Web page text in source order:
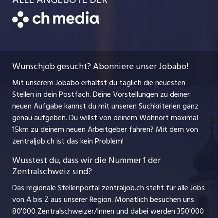
Festanstellungen
Freelance Jobs
Praktika
Lehrstellen
Ferienjobs
Führungspositionen
Jobline
Job-Coach
Bewerbung
Jobs bei der CH Media
Nutzungsbedingungen
Impressum
CH Media
jobbasel.ch
jobbern.ch
jobmittelland.ch
schaffu.ch (VS)
ajourjob.ch
Wunschjob gesucht? Abonniere unser Jobabo!
Mit unserem Jobabo erhältst du täglich die neuesten
Stellen in dein Postfach. Deine Vorstellungen zu deiner
neuen Aufgabe kannst du mit unseren Suchkriterien ganz
genau aufgeben. Du willst von deinem Wohnort maximal
15km zu deinem neuen Arbeitgeber fahren? Mit demvon
zentraljob.ch ist das kein Problem!
Wusstest du, dass wir die Nummer 1 der
Zentralschweiz sind?
Das regionale Stellenportal zentraljob.ch steht für alle Jobs
von A bis Z aus unserer Region. Monatlich besuchen uns
80'000 Zentralschweizer/Innen und dabei werden 350'000